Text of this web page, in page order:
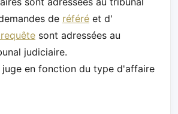
de référé et d'
sont adressées au
judiciaire.
juge en fonction du type d'affaire